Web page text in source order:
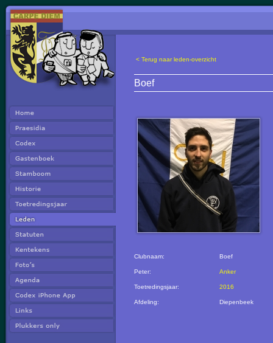
< Terug naar leden-overzicht
Boef
Clubnaam: Boef
Peter: Anker
Toetredingsjaar: 2016
Afdeling: Diepenbeek